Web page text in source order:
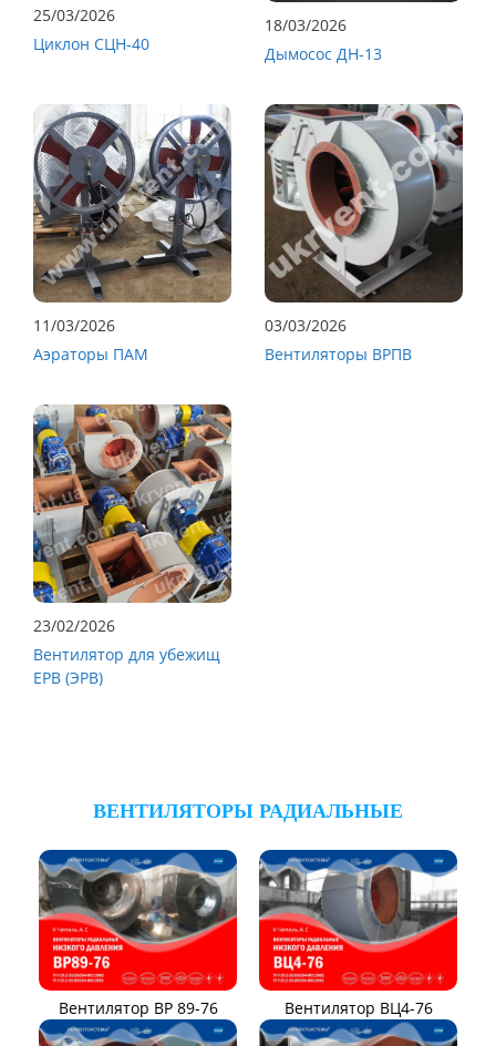
25/03/2026
Циклон СЦН-40
18/03/2026
Дымосос ДН-13
11/03/2026
Аэраторы ПАМ
03/03/2026
Вентиляторы ВРПВ
23/02/2026
Вентилятор для убежищ
ЕРВ (ЭРВ)
ВЕНТИЛЯТОРЫ РАДИАЛЬНЫЕ
Вентилятор ВР 89-76 Вентилятор ВЦ4-76